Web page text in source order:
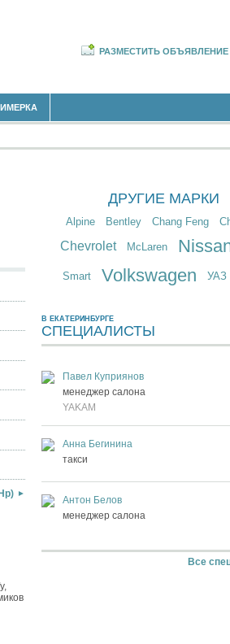
РАЗМЕСТИТЬ ОБЪЯВЛЕНИЕ
ДРУГИЕ МАРКИ
Alpine Bentley Chang Feng
Chevrolet McLaren
Smart Volkswagen УАЗ
В ЕКАТЕРИНБУРГЕ
СПЕЦИАЛИСТЫ
Павел Куприянов
менеджер салона
YAKAM
Анна Бегинина
такси
Антон Белов
менеджер салона
Все